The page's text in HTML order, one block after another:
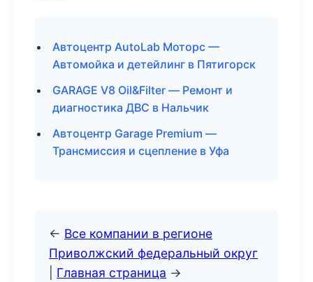
Автоцентр AutoLab Моторс —
Автомойка и детейлинг в Пятигорск
GARAGE V8 Oil&Filter — Ремонт и
диагностика ДВС в Нальчик
Автоцентр Garage Premium —
Трансмиссия и сцепление в Уфа
← Все компании в регионе
Приволжский федеральный округ
Главная страница →